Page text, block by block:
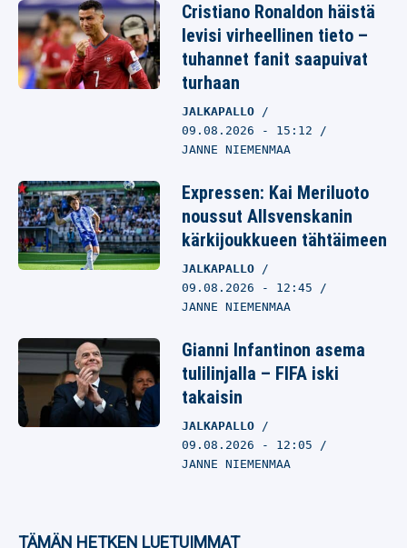
Cristiano Ronaldon häistä
levisi virheellinen tieto –
tuhannet fanit saapuivat
turhaan
JALKAPALLO
09.08.2026 - 15:12
JANNE NIEMENMAA
Expressen: Kai Meriluoto
noussut Allsvenskanin
kärkijoukkueen tähtäimeen
JALKAPALLO
09.08.2026 - 12:45
JANNE NIEMENMAA
Gianni Infantinon asema
tulilinjalla – FIFA iski
takaisin
JALKAPALLO
09.08.2026 - 12:05
JANNE NIEMENMAA
TÄMÄN HETKEN LUETUIMMAT